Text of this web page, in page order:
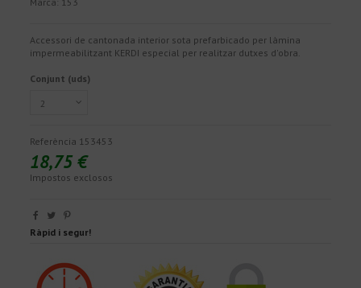
Accessori de cantonada interior sota prefarbicado per làmina
impermeabilitzant KERDI especial per realitzar dutxes d'obra.
Conjunt (uds)
Referència 153453
18,75 €
Impostos exclosos
Ràpid i segur!